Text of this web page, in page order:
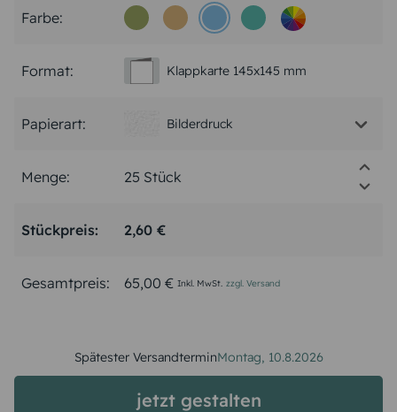
Farbe:
Format: Klappkarte 145x145 mm
Papierart: Bilderdruck
Menge:
Stückpreis: 2,60 €
Gesamtpreis: 65,00 € Inkl. MwSt. zzgl. Versand
Spätester VersandterminMontag, 10.8.2026
jetzt gestalten